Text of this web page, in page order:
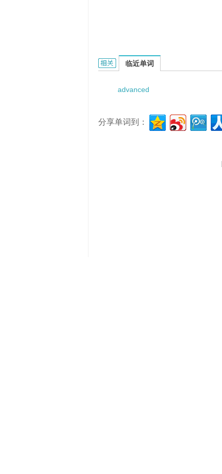
Advanced Research Program
临近单词
advanced
分享单词到：